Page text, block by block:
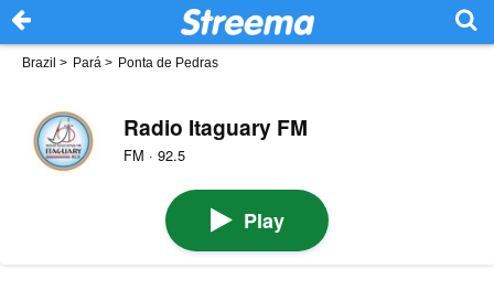
Brazil > Pará > Ponta de Pedras
Radio Itaguary FM
FM · 92.5
Play